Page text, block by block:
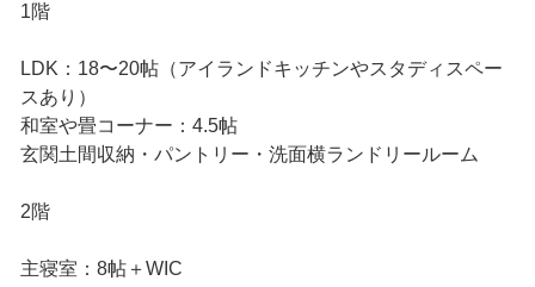
1階
LDK：18〜20帖（アイランドキッチンやスタディスペー
スあり）
和室や畳コーナー：4.5帖
玄関土間収納・パントリー・洗面横ランドリールーム
2階
主寝室：8帖＋WIC